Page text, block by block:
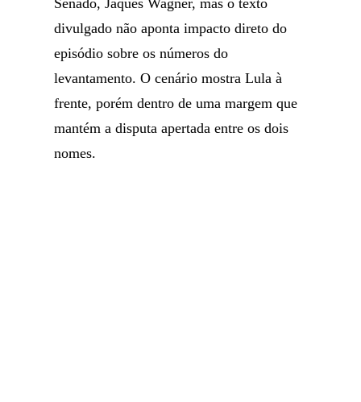
Senado, Jaques Wagner, mas o texto
divulgado não aponta impacto direto do
episódio sobre os números do
levantamento. O cenário mostra Lula à
frente, porém dentro de uma margem que
mantém a disputa apertada entre os dois
nomes.